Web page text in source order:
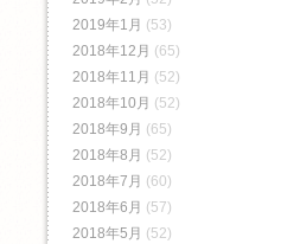
2019年1月 (53)
2018年12月 (65)
2018年11月 (52)
2018年10月 (52)
2018年9月 (65)
2018年8月 (52)
2018年7月 (60)
2018年6月 (57)
2018年5月 (52)